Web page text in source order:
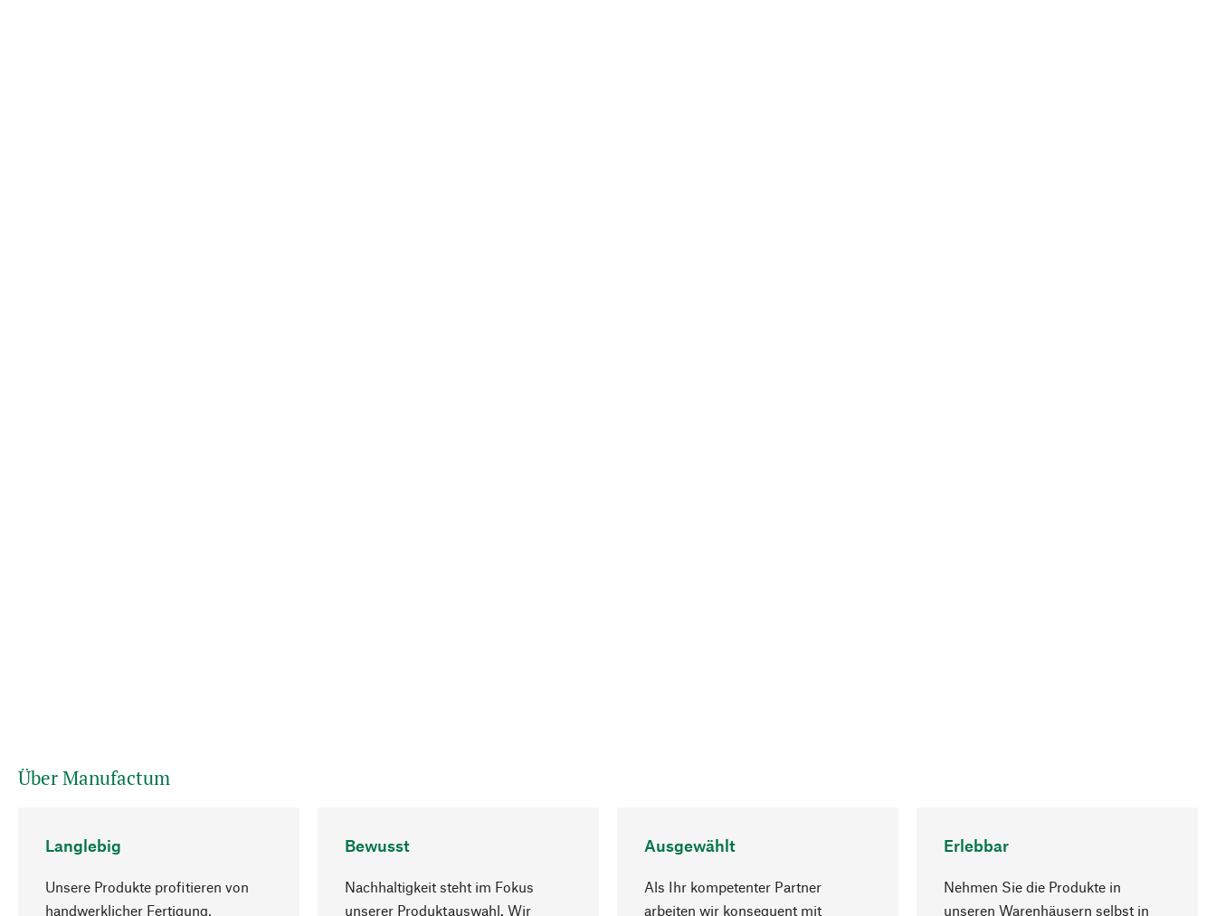
Über Manufactum
Langlebig
Unsere Produkte profitieren von
handwerklicher Fertigung,
Bewusst
Nachhaltigkeit steht im Fokus
unserer Produktauswahl. Wir
Ausgewählt
Als Ihr kompetenter Partner
arbeiten wir konsequent mit
Erlebbar
Nehmen Sie die Produkte in
unseren Warenhäusern selbst in